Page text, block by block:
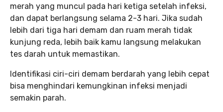
merah yang muncul pada hari ketiga setelah infeksi,
dan dapat berlangsung selama 2-3 hari. Jika sudah
lebih dari tiga hari demam dan ruam merah tidak
kunjung reda, lebih baik kamu langsung melakukan
tes darah untuk memastikan.
Identifikasi ciri-ciri demam berdarah yang lebih cepat
bisa menghindari kemungkinan infeksi menjadi
semakin parah.